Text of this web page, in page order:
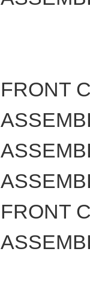
FRONT
FRONT